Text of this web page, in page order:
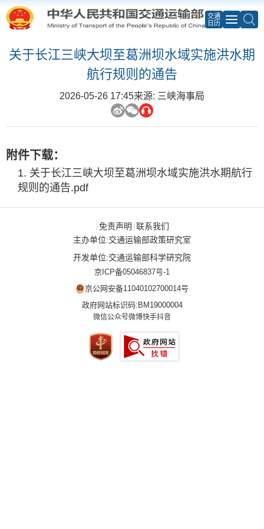
交通
日历
关于长江三峡大坝至葛洲坝水域实施洪水期
航行规则的通告
2026-05-26 17:45来源: 三峡海事局
附件下载：
关于长江三峡大坝至葛洲坝水域实施洪水期航行
规则的通告.pdf
| 免责声明 | 联系我们
主办单位:交通运输部政策研究室
开发单位:交通运输部科学研究院
京ICP备05046837号-1
京公网安备11040102700014号
政府网站标识码:BM19000004
微信公众号微博快手抖音